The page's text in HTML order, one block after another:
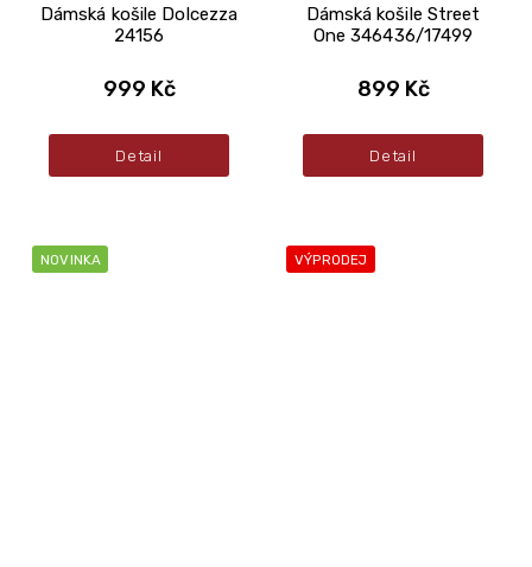
Dámská košile Dolcezza
24156
999 Kč
Detail
Dámská košile Street
One 346436/17499
899 Kč
Detail
NOVINKA VÝPRODEJ